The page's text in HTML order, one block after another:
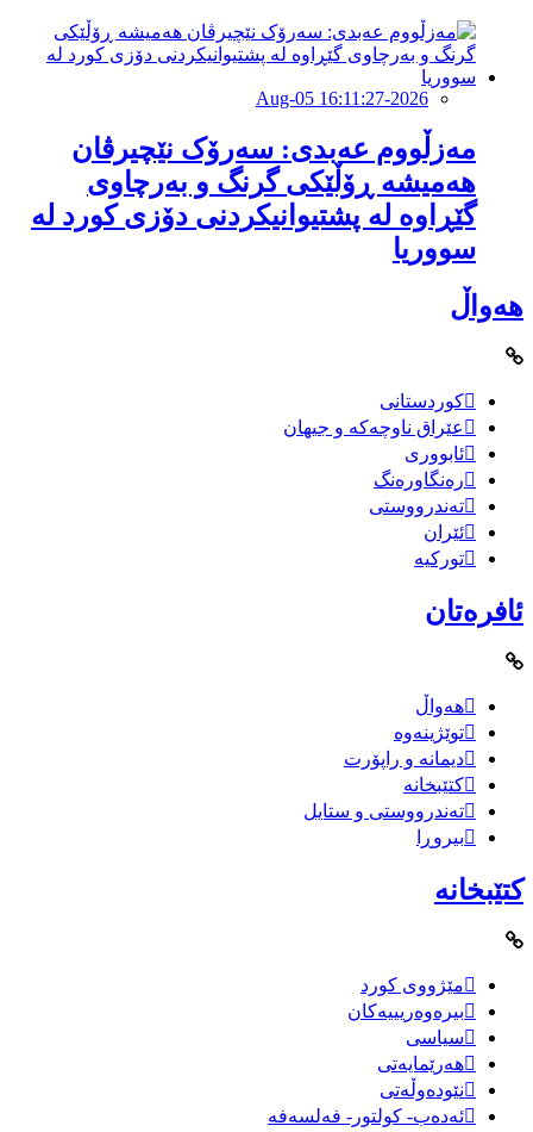
2026-Aug-05 16:11:27
مەزڵووم عەبدی: سەرۆک نێچیرڤان
هەمیشە ڕۆڵێکی گرنگ و بەرچاوی
گێڕاوە لە پشتیوانیکردنی دۆزی کورد لە
سووریا
هەواڵ
کوردستانی
عێراق ناوچەکە و جیهان
ئابووری
رەنگاورەنگ
تەندرووستی
ئێران
تورکیە
ئافرەتان
هەواڵ
توێژینەوە
دیمانە و راپۆرت
کتێبخانە
تەندرووستی و ستایل
بیروڕا
کتێبخانە
مێژووى کورد
بیرەوەریییەکان
سیاسى
هەرێمایەتی
نێودەوڵەتی
ئەدەب- کولتور- فەلسەفە